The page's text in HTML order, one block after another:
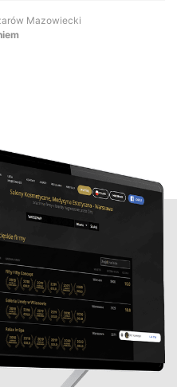
Mazowiecki